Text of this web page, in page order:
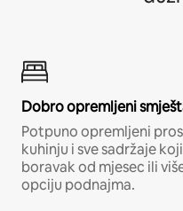
Dobro opremljeni
Potpuno opremljeni
kuhinju i sve sadržaje
boravak od mjesec ili
opciju podnajma.